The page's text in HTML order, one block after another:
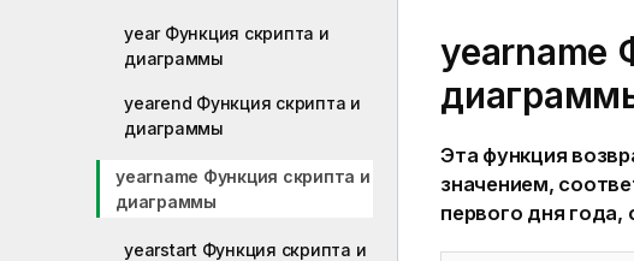
year Функция скрипта и
диаграммы
yearend Функция скрипта и
диаграммы
yearname Функция скрипта и
диаграммы
yearstart Функция скрипта и
yearname
Эта функция
значением,
первого дня года,